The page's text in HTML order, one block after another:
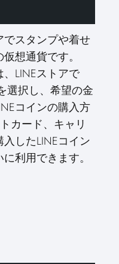
でスタンプや着せ
想通貨です。
LINEストアで
選択し、希望の金
コインの購入方
カード、キャリ
したLINEコイン
利用できます。